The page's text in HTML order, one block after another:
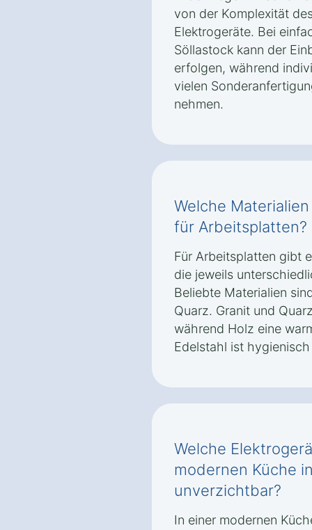
von der Komplexität
Elektrogeräte. Bei
Söllastock kann der
erfolgen, während
vielen
nehmen.
Welche
für Arbeitsplatten?
Für Arbeitsplatten gibt
die jeweils
Beliebte Materialien
Quarz. Granit und
während Holz eine
Edelstahl ist
Welche
modernen Küche
unverzichtbar?
In einer modernen